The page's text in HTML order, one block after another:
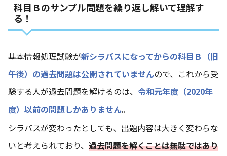
科目Ｂのサンプル問題を繰り返し解いて理解す
る！
基本情報処理試験が新シラバスになってからの科目Ｂ（旧
午後）の過去問題は公開されていませんので、これから受
験する人が過去問題を解けるのは、 令和元年度（2020年
度）以前の問題しかありません。
シラバスが変わったとしても、出題内容は大きく変わらな
いと考えられており、 過去問題を解くことは無駄ではあり